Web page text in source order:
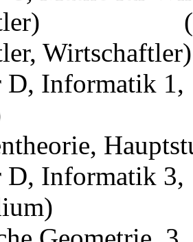
Wirtschaftler)
D, Informatik 1,
D, Informatik 3,